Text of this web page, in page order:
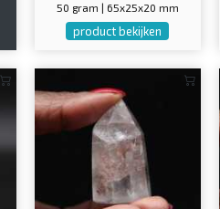
50 gram | 65x25x20 mm
product bekijken